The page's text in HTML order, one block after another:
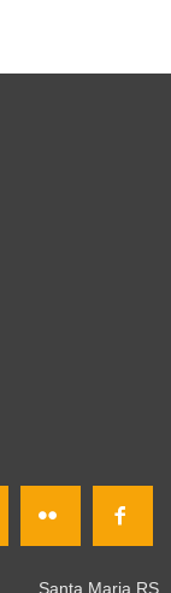
Santa Maria RS